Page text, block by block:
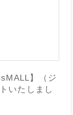
】（ジ
いたしまし